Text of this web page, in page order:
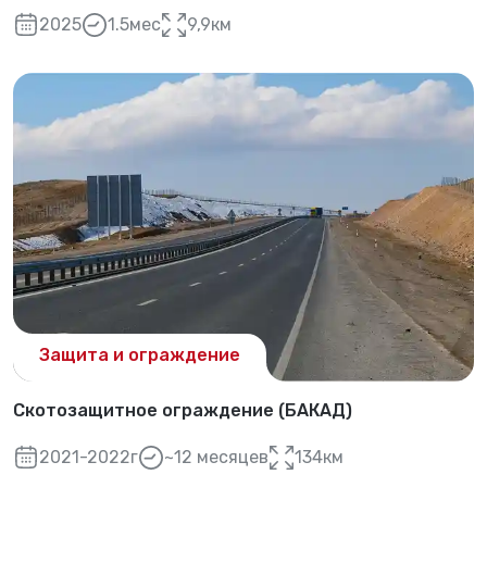
2025 1.5мес 9,9км
Защита и ограждение
Скотозащитное ограждение (БАКАД)
2021-2022г ~12 месяцев 134км